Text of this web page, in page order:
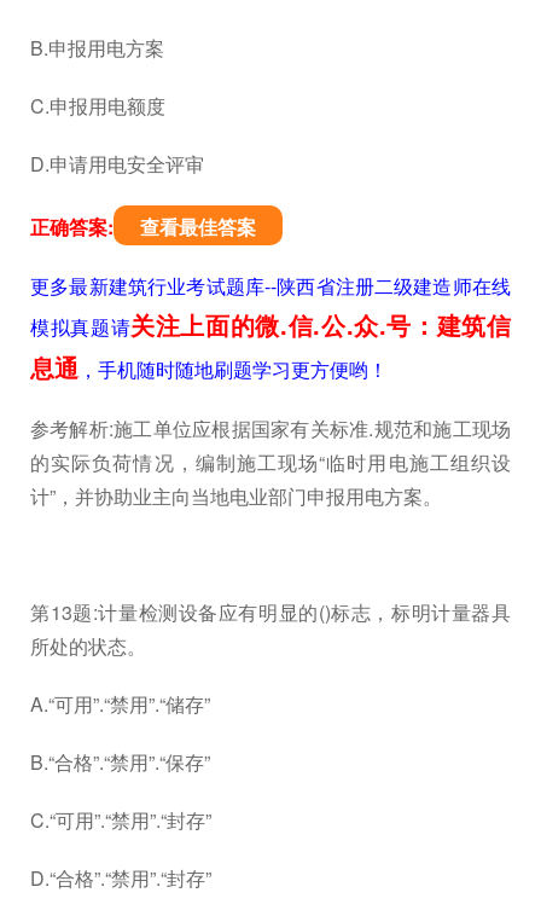
B.申报用电方案
C.申报用电额度
D.申请用电安全评审
正确答案: 查看最佳答案
更多最新建筑行业考试题库--陕西省注册二级建造师在线
模拟真题请关注上面的微.信.公.众.号：建筑信
息通，手机随时随地刷题学习更方便哟！
参考解析:施工单位应根据国家有关标准.规范和施工现场
的实际负荷情况，编制施工现场“临时用电施工组织设
计”，并协助业主向当地电业部门申报用电方案。
第13题:计量检测设备应有明显的()标志，标明计量器具
所处的状态。
A.“可用”.“禁用”.“储存”
B.“合格”.“禁用”.“保存”
C.“可用”.“禁用”.“封存”
D.“合格”.“禁用”.“封存”